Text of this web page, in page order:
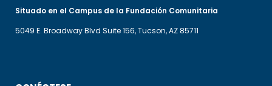
Situado en el Campus de la Fundación Comunitaria
5049 E. Broadway Blvd Suite 156, Tucson, AZ 85711